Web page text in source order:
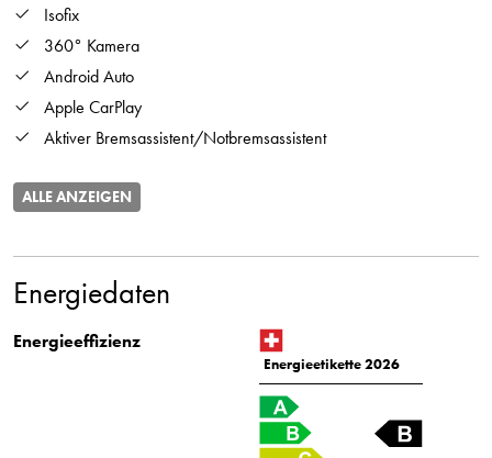
Isofix
360° Kamera
Android Auto
Apple CarPlay
Aktiver Bremsassistent/Notbremsassistent
ALLE ANZEIGEN
Energiedaten
Energieeffizienz
Energieetikette 2026